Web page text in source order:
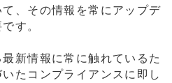
て、その情報を常にアップデ
す。
新情報に常に触れているた
たコンプライアンスに即し